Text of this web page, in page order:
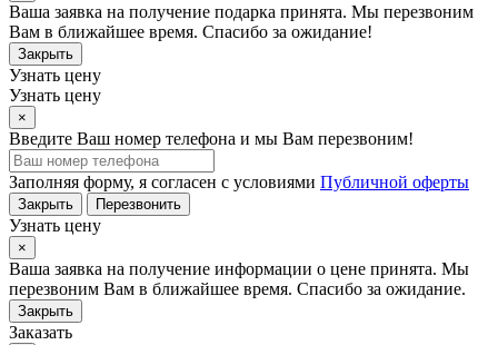
Ваша заявка на получение подарка принята. Мы перезвоним
Вам в ближайшее время. Спасибо за ожидание!
Закрыть
Узнать цену
Узнать цену
×
Введите Ваш номер телефона и мы Вам перезвоним!
Заполняя форму, я согласен с условиями Публичной оферты
Закрыть Перезвонить
Узнать цену
×
Ваша заявка на получение информации о цене принята. Мы
перезвоним Вам в ближайшее время. Спасибо за ожидание.
Закрыть
Заказать